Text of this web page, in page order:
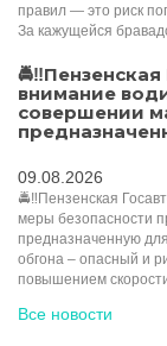
правил — это риск
За кажущейся
внимание
совершении
09.08.2026
🚔‼️Пензенская
меры безопасности
предназначенную
обгона – опасный и
повышением
Все новости